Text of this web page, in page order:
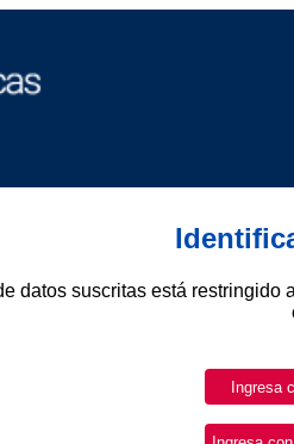
datos suscritas está